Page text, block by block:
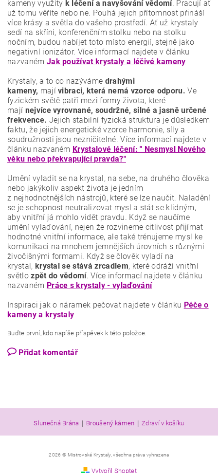
kameny využity k léčení a navyšování vědomí. Pracují ať
už tomu věříte nebo ne. Pouhá jejich přítomnost přináší
více krásy a světla do vašeho prostředí. Ať už krystaly
sedí na skříni, konferenčním stolku nebo na stolku
nočním, budou nabíjet toto místo energií, stejně jako
negativní ionizátor. Více informací najdete v článku
nazvaném Jak používat krystaly a léčivé kameny
Krystaly, a to co nazýváme drahými
kameny, majívibraci, která nemá vzorce odporu. Ve
fyzickém světě patří mezi formy života, které
mají nejvíce vyrovnané, soudržné, silné a jasně určené
frekvence. Jejich stabilní fyzická struktura je důsledkem
faktu, že jejich energetické vzorce harmonie, síly a
soudružnosti jsou nezničitelné. Více informací najdete v
článku nazvaném Krystalové léčení: " Nesmysl Nového
věku nebo překvapující pravda?"
Umění vyladit se na krystal, na sebe, na druhého člověka
nebo jakýkoliv aspekt života je jedním
z nejhodnotnějších nástrojů, které se lze naučit. Naladění
se je schopnost neutralizovat mysl a stát se klidným,
aby vnitřní já mohlo vidět pravdu. Když se naučíme
umění vylaďování, nejen že rozvineme citlivost přijímat
hodnotné vnitřní informace, ale také trénujeme mysl ke
komunikaci na mnohem jemnějších úrovních s různými
živočišnými formami. Když se člověk vyladí na
krystal, krystal se stává zrcadlem, které odráží vnitřní
světlozpět do vědomí. Více informací najdete v článku
nazvaném Práce s krystaly - vylaďování
Inspiraci jak o náramek pečovat najdete v článku Péče o
kameny a krystaly
Buďte první, kdo napíše příspěvek k této položce.
Přidat komentář
Slunečná Brána | Broušený kámen | Zdraví v košíku
2026 © Mistrovské Krystaly, všechna práva vyhrazena
Vytvořil Shoptet